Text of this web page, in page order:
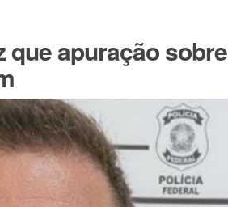
que apuração sobre